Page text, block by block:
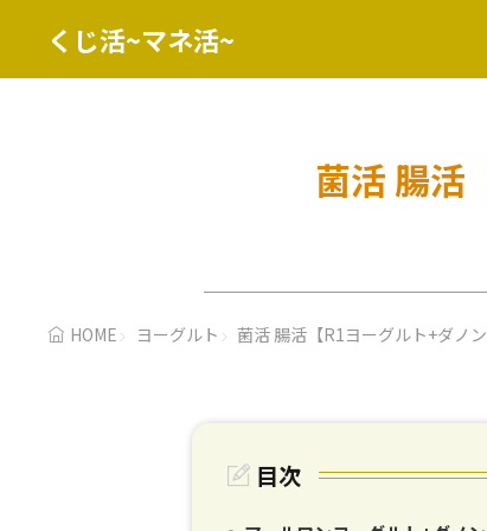
くじ活~マネ活~
菌活 腸活
HOME ヨーグルト 菌活 腸活【R1ヨーグルト+ダノ
目次